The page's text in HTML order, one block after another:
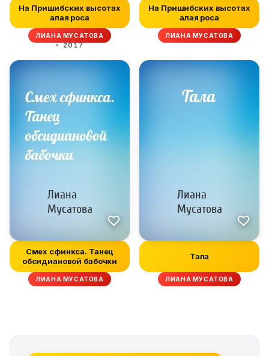
На Пришибских высотах
алая роса
ЛИАНА МУСАТОВА
2017
На Пришибских высотах
алая роса
ЛИАНА МУСАТОВА
Смех сфинкса. Танец
обсидиановой бабочки
ЛИАНА МУСАТОВА
Тала
ЛИАНА МУСАТОВА